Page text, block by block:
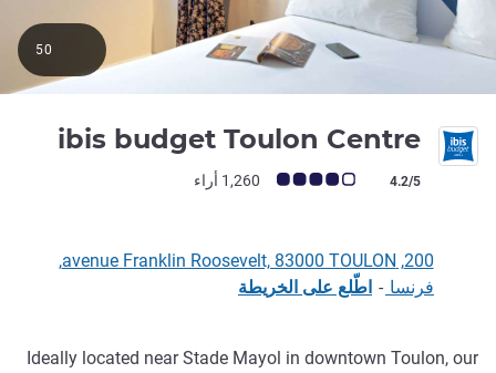
ibis budget Toulon Centre
ملاحظة أراء العملاء (رأي ALL)
4.2/5 1,260 أراء
50
200, avenue Franklin Roosevelt, 83000 TOULON,
فرنسا - اطّلع على الخريطة
Ideally located near Stade Mayol in downtown Toulon, our